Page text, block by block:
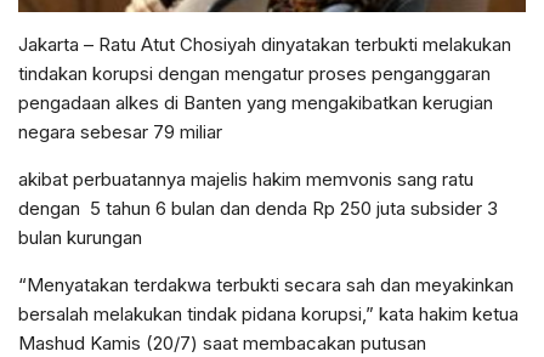
Jakarta – Ratu Atut Chosiyah dinyatakan terbukti melakukan
tindakan korupsi dengan mengatur proses penganggaran
pengadaan alkes di Banten yang mengakibatkan kerugian
negara sebesar 79 miliar
akibat perbuatannya majelis hakim memvonis sang ratu
dengan 5 tahun 6 bulan dan denda Rp 250 juta subsider 3
bulan kurungan
“Menyatakan terdakwa terbukti secara sah dan meyakinkan
bersalah melakukan tindak pidana korupsi,” kata hakim ketua
Mashud Kamis (20/7) saat membacakan putusan